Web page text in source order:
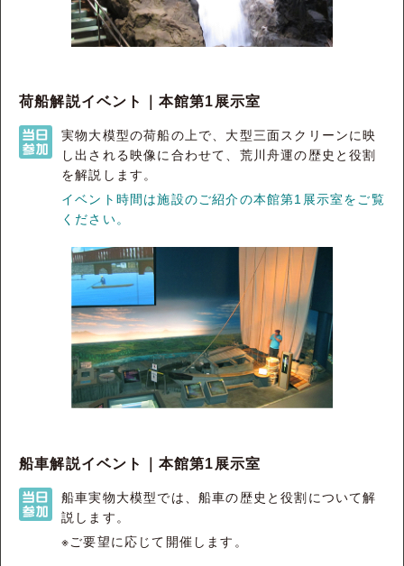
荷船解説イベント｜本館第1展示室
実物大模型の荷船の上で、大型三面スクリーンに映
し出される映像に合わせて、荒川舟運の歴史と役割
を解説します。
イベント時間は施設のご紹介の本館第1展示室をご覧
ください。
船車解説イベント｜本館第1展示室
船車実物大模型では、船車の歴史と役割について解
説します。
※ご要望に応じて開催します。